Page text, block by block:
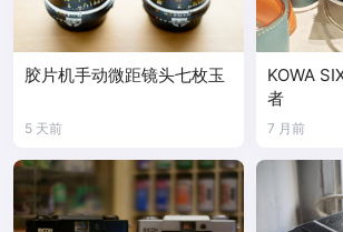
胶片机手动微距镜头七枚玉
5 天前
KOWA
者
7 月前